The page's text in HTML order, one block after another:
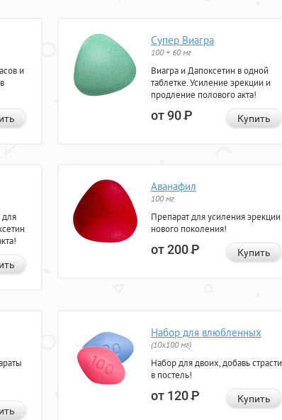
и
Супер Виагра
100 + 60 мг
Виагра и Дапоксетин в одной
таблетке. Усиление эрекции и
продление полового акта!
от 90Р Купить
для
Аванафил
100 мг
Препарат для усиления эрекции
нового поколения!
от 200Р Купить
Набор для влюбленных
(10х100 мг)
Набор для двоих, добавь страсти
в постель!
от 120Р Купить